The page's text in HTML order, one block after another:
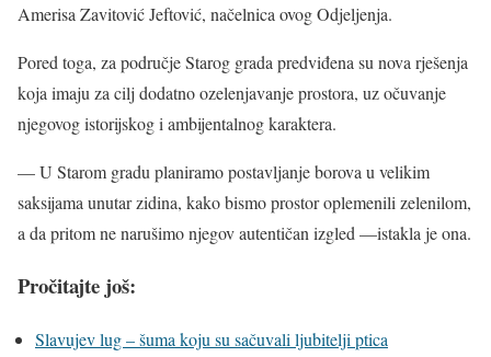
Amerisa Zavitović Jeftović, načelnica ovog Odjeljenja.
Pored toga, za područje Starog grada predviđena su nova rješenja
koja imaju za cilj dodatno ozelenjavanje prostora, uz očuvanje
njegovog istorijskog i ambijentalnog karaktera.
— U Starom gradu planiramo postavljanje borova u velikim
saksijama unutar zidina, kako bismo prostor oplemenili zelenilom,
a da pritom ne narušimo njegov autentičan izgled —istakla je ona.
Pročitajte još:
Slavujev lug – šuma koju su sačuvali ljubitelji ptica